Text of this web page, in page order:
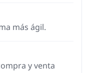
más ágil.
y venta